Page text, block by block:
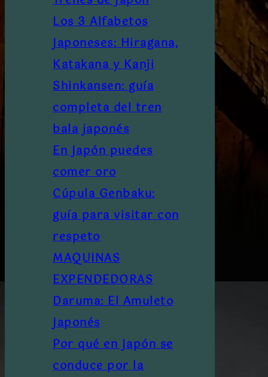
Los 3 Alfabetos
Japoneses: Hiragana,
Katakana y Kanji
Shinkansen: guía
completa del tren
bala japonés
En Japón puedes
comer oro
Cúpula Genbaku:
guía para visitar con
respeto
MAQUINAS
EXPENDEDORAS
Daruma: El Amuleto
Japonés
Por qué en Japón se
conduce por la